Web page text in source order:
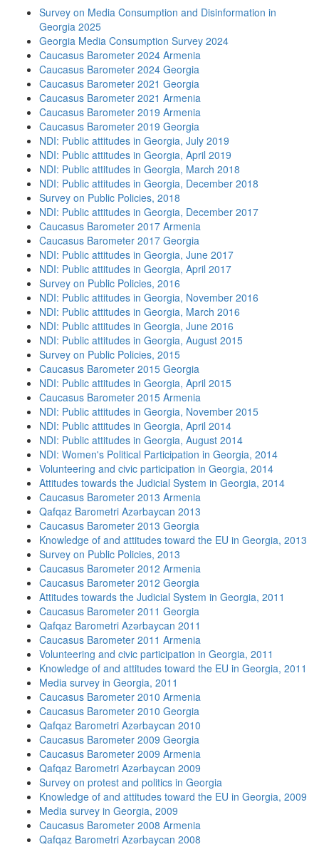
Survey on Media Consumption and Disinformation in
Georgia 2025
Georgia Media Consumption Survey 2024
Caucasus Barometer 2024 Armenia
Caucasus Barometer 2024 Georgia
Caucasus Barometer 2021 Georgia
Caucasus Barometer 2021 Armenia
Caucasus Barometer 2019 Armenia
Caucasus Barometer 2019 Georgia
NDI: Public attitudes in Georgia, July 2019
NDI: Public attitudes in Georgia, April 2019
NDI: Public attitudes in Georgia, March 2018
NDI: Public attitudes in Georgia, December 2018
Survey on Public Policies, 2018
NDI: Public attitudes in Georgia, December 2017
Caucasus Barometer 2017 Armenia
Caucasus Barometer 2017 Georgia
NDI: Public attitudes in Georgia, June 2017
NDI: Public attitudes in Georgia, April 2017
Survey on Public Policies, 2016
NDI: Public attitudes in Georgia, November 2016
NDI: Public attitudes in Georgia, March 2016
NDI: Public attitudes in Georgia, June 2016
NDI: Public attitudes in Georgia, August 2015
Survey on Public Policies, 2015
Caucasus Barometer 2015 Georgia
NDI: Public attitudes in Georgia, April 2015
Caucasus Barometer 2015 Armenia
NDI: Public attitudes in Georgia, November 2015
NDI: Public attitudes in Georgia, April 2014
NDI: Public attitudes in Georgia, August 2014
NDI: Women's Political Participation in Georgia, 2014
Volunteering and civic participation in Georgia, 2014
Attitudes towards the Judicial System in Georgia, 2014
Caucasus Barometer 2013 Armenia
Qafqaz Barometri Azərbaycan 2013
Caucasus Barometer 2013 Georgia
Knowledge of and attitudes toward the EU in Georgia, 2013
Survey on Public Policies, 2013
Caucasus Barometer 2012 Armenia
Caucasus Barometer 2012 Georgia
Attitudes towards the Judicial System in Georgia, 2011
Caucasus Barometer 2011 Georgia
Qafqaz Barometri Azərbaycan 2011
Caucasus Barometer 2011 Armenia
Volunteering and civic participation in Georgia, 2011
Knowledge of and attitudes toward the EU in Georgia, 2011
Media survey in Georgia, 2011
Caucasus Barometer 2010 Armenia
Caucasus Barometer 2010 Georgia
Qafqaz Barometri Azərbaycan 2010
Caucasus Barometer 2009 Georgia
Caucasus Barometer 2009 Armenia
Qafqaz Barometri Azərbaycan 2009
Survey on protest and politics in Georgia
Knowledge of and attitudes toward the EU in Georgia, 2009
Media survey in Georgia, 2009
Caucasus Barometer 2008 Armenia
Qafqaz Barometri Azərbaycan 2008